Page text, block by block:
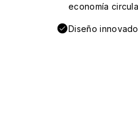
economía
Diseño